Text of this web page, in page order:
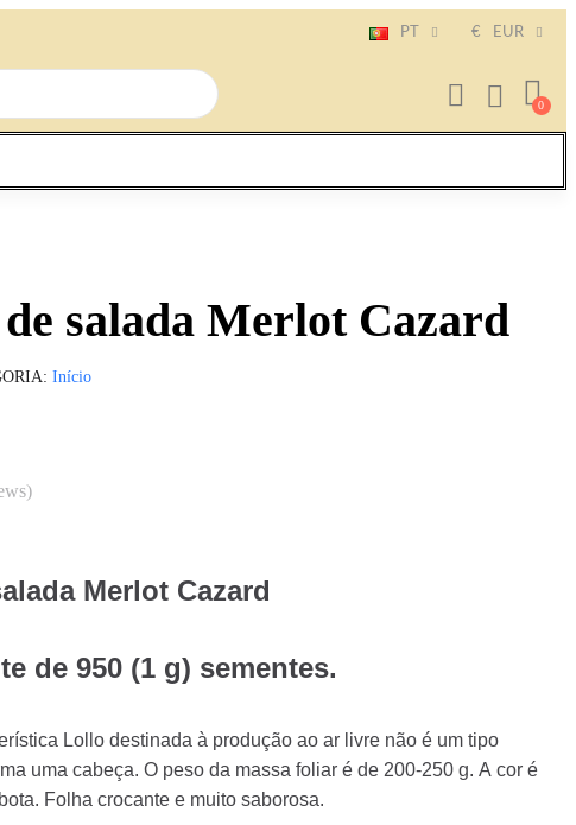
PT € EUR
de salada Merlot Cazard
Início
Merlot Cazard
de 950 (1 g) sementes.
Lollo destinada à produção ao ar livre não é um tipo
uma cabeça. O peso da massa foliar é de 200-250 g. A cor é
Folha crocante e muito saborosa.